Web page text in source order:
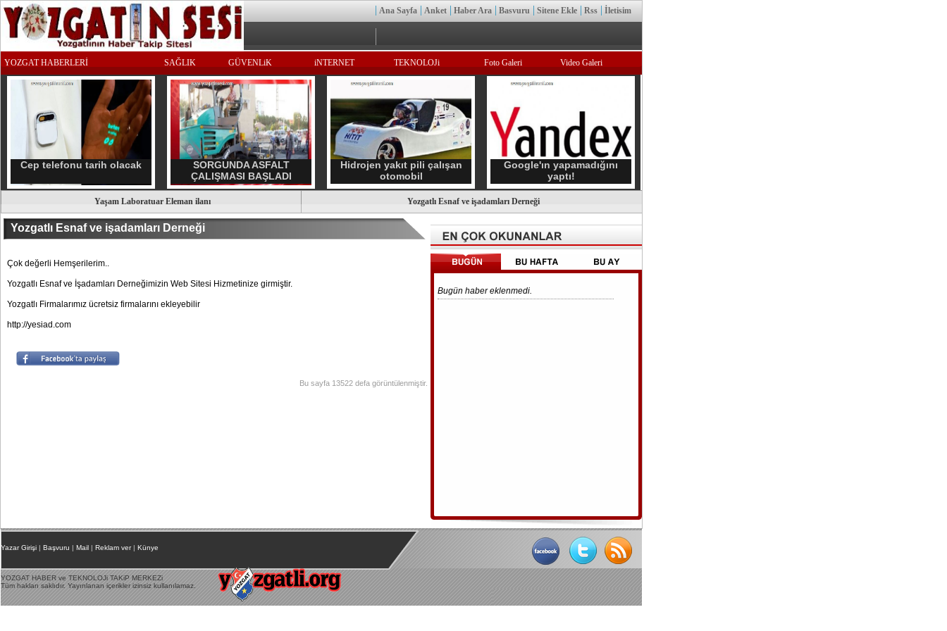
İletisim
Rss
Sitene Ekle
Basvuru
Haber Ara
Anket
Ana Sayfa
YOZGAT HABERLERİ SAĞLIK GÜVENLiK iNTERNET TEKNOLOJi Foto Galeri Video Galeri
Cep telefonu tarih olacak
SORGUNDA ASFALT
ÇALIŞMASI BAŞLADI
Hidrojen yakıt pili çalışan
otomobil
Google'ın yapamadığını
yaptı!
Yaşam Laboratuar Eleman ilanı Yozgatlı Esnaf ve işadamları Derneği
Yozgatlı Esnaf ve işadamları Derneği
Çok değerli Hemşerilerim..
Yozgatlı Esnaf ve İşadamları Derneğimizin Web Sitesi Hizmetinize girmiştir.
Yozgatlı Firmalarımız ücretsiz firmalarını ekleyebilir
http://yesiad.com
Bu sayfa 13522 defa görüntülenmiştir.
Bugün haber eklenmedi.
Yazar Girişi | Başvuru | Mail | Reklam ver| Künye
YOZGAT HABER ve TEKNOLOJi TAKiP MERKEZi
Tüm hakları saklıdır. Yayınlanan içerikler izinsiz kullanılamaz.